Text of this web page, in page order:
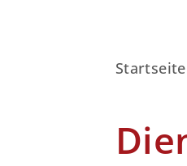
Startseite